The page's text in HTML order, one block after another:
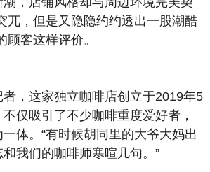
兀，但是又隐隐约约透出一股潮酷
顾客这样评价。
，这家独立咖啡店创立于2019年5
仅吸引了不少咖啡重度爱好者，
体。“有时候胡同里的大爷大妈出
我们的咖啡师寒暄几句。”